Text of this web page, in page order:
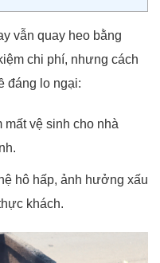
vẫn quay heo bằng
chi phí, nhưng cách
đáng lo ngại:
mất vệ sinh cho nhà
hô hấp, ảnh hưởng xấu
khách.